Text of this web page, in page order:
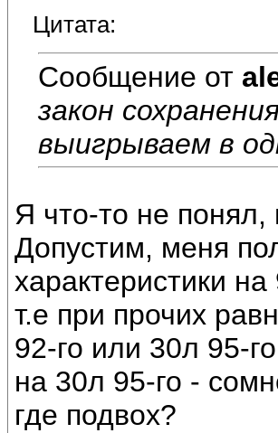
Цитата:
Сообщение от
закон
выигрываем в
Я что-то не
Допустим, меня
характеристики
т.е при прочих
92-го или 30л 95-
на 30л 95-го -
где подвох?